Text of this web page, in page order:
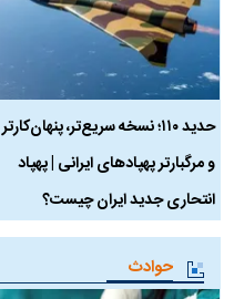
حدید ۱۱۰؛ نسخه سریع‌تر، پنهان‌کارتر
و مرگبارتر پهپادهای ایرانی | پهپاد
انتحاری جدید ایران چیست؟
حوادث